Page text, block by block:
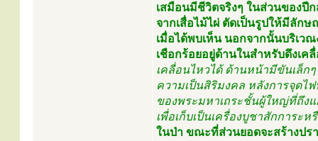
เสมือนมีชีวิตจริงๆ ในส่วนของปี
จากเสื่อไม้ไผ่ ตัดเป็นรูปให้มีลัก
เมื่อได้พบเห็น นอกจากนั้นบริเวณ
เชือกร้อยอยู่ด้านในสำหรับดึงเค
เคลื่อนไหวได้ ด้านหน้ามีขันเล็ก
ความเป็นสิริมงคล หลังการจุดไ
ของพระมหาเถระชั้นผู้ใหญ่ที่ถึง
เพื่อเก็บเป็นเครื่องบูชาสักการะ
ในป่า ขณะที่ส่วนยอดจะสร้างปร